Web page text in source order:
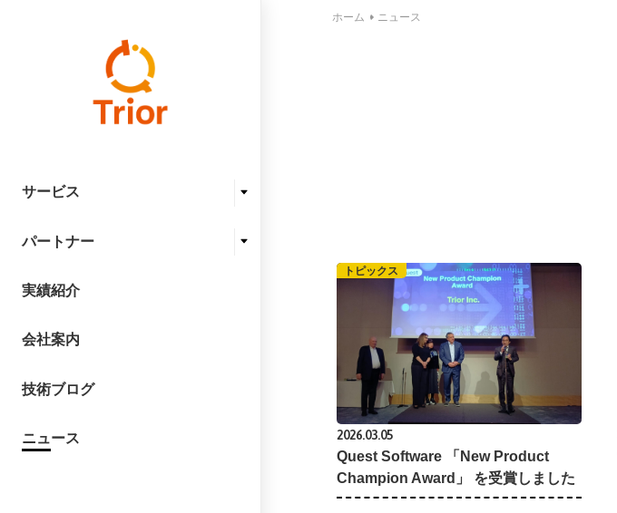
サービス
パートナー
実績紹介
会社案内
技術ブログ
ニュース
ホーム ニュース
Quest Software 「New Product
Champion Award」 を受賞しました
2026.03.05
トピックス